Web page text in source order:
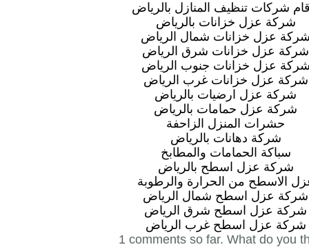
شركات تنظيف المنازل بالرياض
شركة عزل خزانات بالرياض
عزل خزانات شمال الرياض
شركة عزل خزانات شرق الرياض
عزل خزانات جنوب الرياض
شركة عزل خزانات غرب الرياض
شركة عزل ارضيات بالرياض
شركة عزل حمامات بالرياض
حشرات المنزل الزاحفة
شركة دهانات بالرياض
سباكة الحمامات والمطابخ
شركة عزل اسطح بالرياض
الاسطح من الحرارة والرطوبة
شركة عزل اسطح شمال الرياض
شركة عزل اسطح شرق الرياض
شركة عزل اسطح غرب الرياض
1 comments so far. What do you